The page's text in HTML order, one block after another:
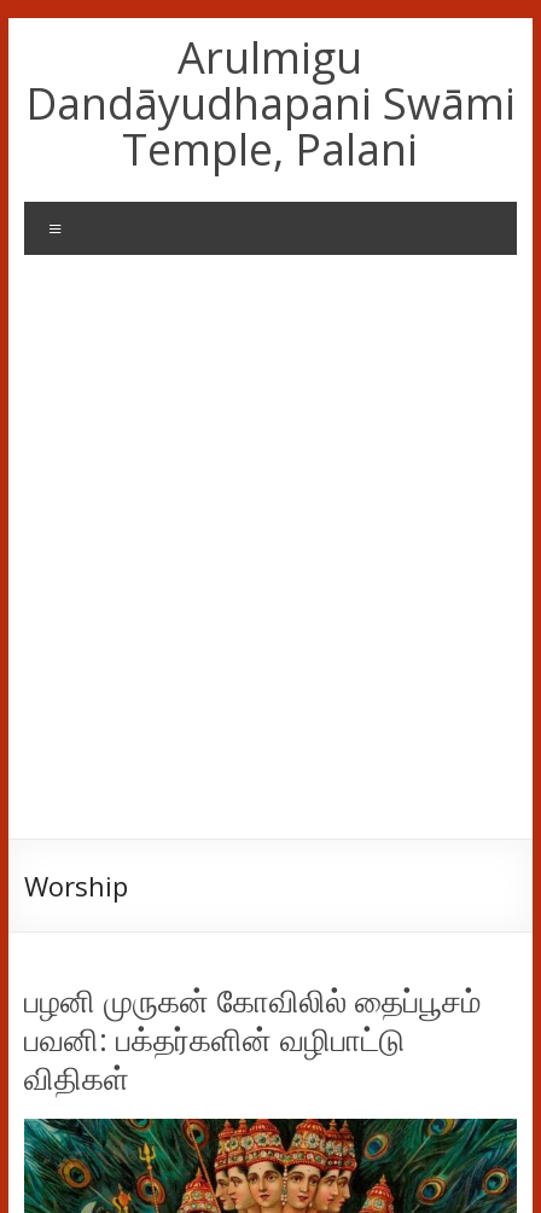
Arulmigu
Dandāyudhapani Swāmi
Temple, Palani
Worship
பழனி முருகன் கோவிலில் தைப்பூசம்
பவனி: பக்தர்களின் வழிபாட்டு
விதிகள்